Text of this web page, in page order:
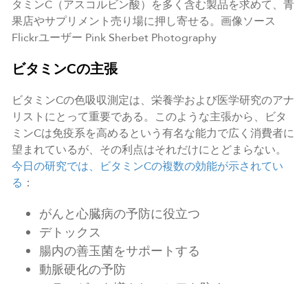
タミンC（アスコルビン酸）を多く含む製品を求めて、青
果店やサプリメント売り場に押し寄せる。画像ソース
Flickrユーザー Pink Sherbet Photography
ビタミンCの主張
ビタミンCの色吸収測定は、栄養学および医学研究のアナ
リストにとって重要である。このような主張から、ビタ
ミンCは免疫系を高めるという有名な能力で広く消費者に
望まれているが、その利点はそれだけにとどまらない。
今日の研究では、ビタミンCの複数の効能が示されてい
る ：
がんと心臓病の予防に役立つ
デトックス
腸内の善玉菌をサポートする
動脈硬化の予防